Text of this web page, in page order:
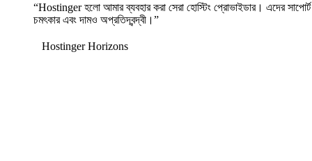
“Hostinger হলো আমার ব্যবহার করা সেরা হোস্টিং প্রোভাইডার। এদের সাপোর্ট
চমৎকার এবং দামও অপ্রতিদ্বন্দ্বী।”
Hostinger Horizons